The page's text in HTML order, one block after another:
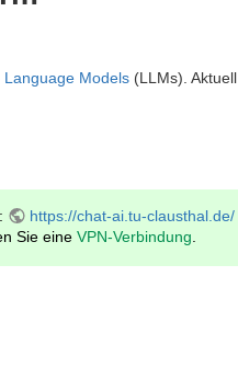
Language Models(LLMs). Aktuell
https://chat-ai.tu-clausthal.de/
Sie eine VPN-Verbindung